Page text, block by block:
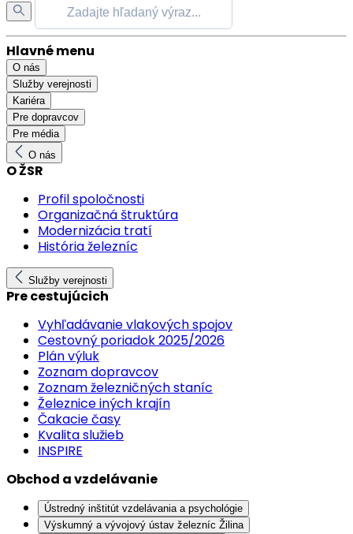
Hlavné menu
O nás
Služby verejnosti
Kariéra
Pre dopravcov
Pre média
O nás
O ŽSR
Profil spoločnosti
Organizačná štruktúra
Modernizácia tratí
História železníc
Služby verejnosti
Pre cestujúcich
Vyhľadávanie vlakových spojov
Cestovný poriadok 2025/2026
Plán výluk
Zoznam dopravcov
Zoznam železničných staníc
Železnice iných krajín
Čakacie časy
Kvalita služieb
INSPIRE
Obchod a vzdelávanie
Ústredný inštitút vzdelávania a psychológie
Výskumný a vývojový ústav železníc Žilina